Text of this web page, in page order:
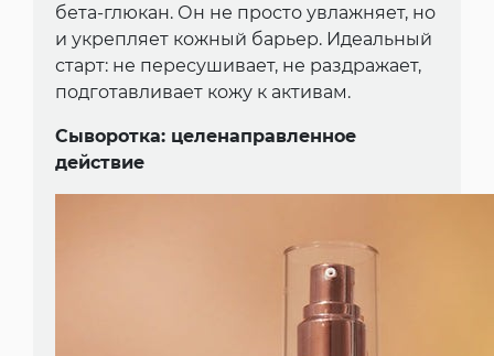
бета-глюкан. Он не просто увлажняет, но
и укрепляет кожный барьер. Идеальный
старт: не пересушивает, не раздражает,
подготавливает кожу к активам.
Сыворотка: целенаправленное
действие